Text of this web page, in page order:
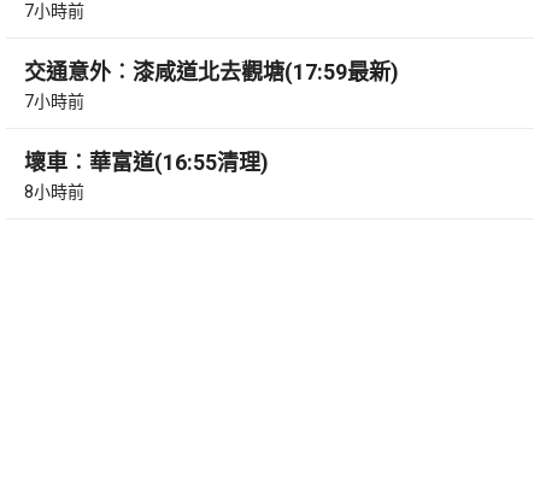
7小時前
交通意外︰漆咸道北去觀塘(17:59最新)
7小時前
壞車︰華富道(16:55清理)
8小時前